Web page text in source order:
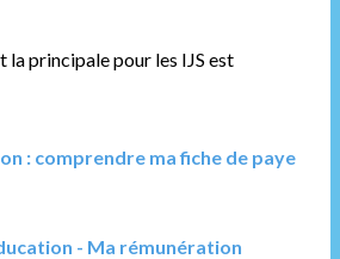
la principale pour les IJS est
: comprendre ma fiche de paye
- Ma rémunération